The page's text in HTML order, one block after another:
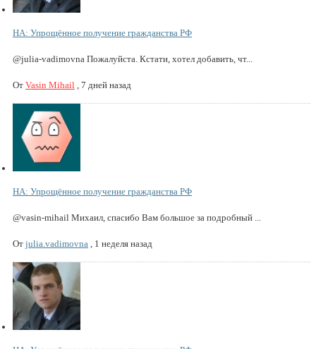
НА: Упрощённое получение гражданства РФ
@julia-vadimovna Пожалуйста. Кстати, хотел добавить, чт...
От Vasin Mihail , 7 дней назад
НА: Упрощённое получение гражданства РФ
@vasin-mihail Михаил, спасибо Вам большое за подробный ...
От julia.vadimovna , 1 неделя назад